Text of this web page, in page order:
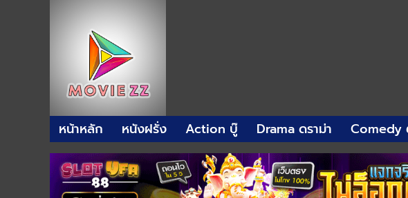
หน้าหลัก หนังฝรั่ง Action บู๊ Drama ดราม่า Comedy